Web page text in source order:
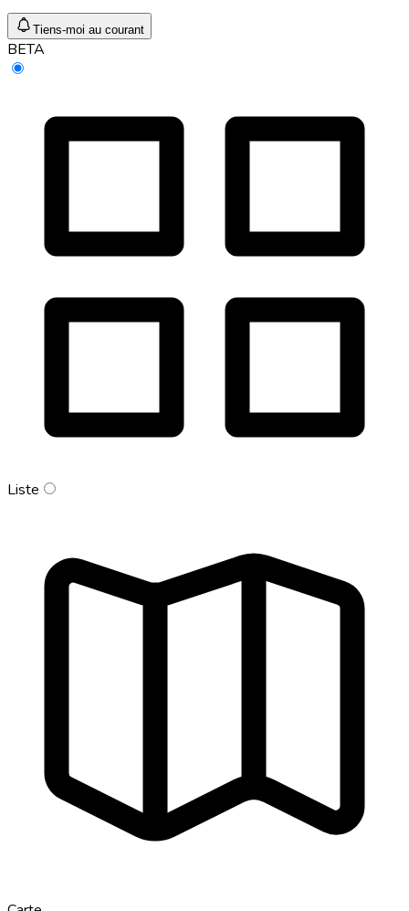
Tiens-moi au courant
BETA
Liste